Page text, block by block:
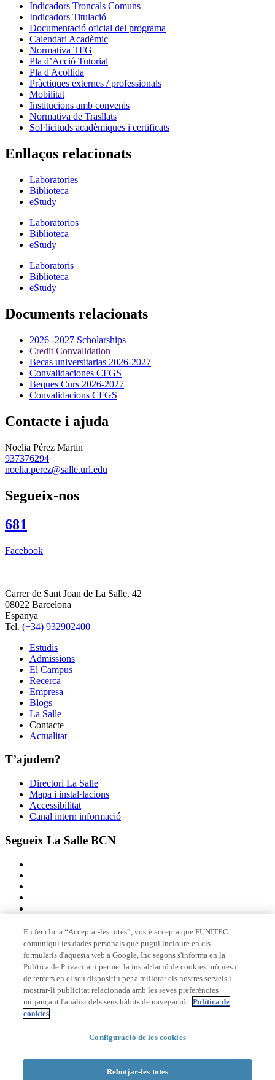
Indicadors Troncals Comuns
Indicadors Titulació
Documentació oficial del programa
Calendari Acadèmic
Normativa TFG
Pla d’Acció Tutorial
Pla d'Acollida
Pràctiques externes / professionals
Mobilitat
Institucions amb convenis
Normativa de Trasllats
Sol·licituds acadèmiques i certificats
Enllaços relacionats
Laboratories
Biblioteca
eStudy
Laboratorios
Biblioteca
eStudy
Laboratoris
Biblioteca
eStudy
Documents relacionats
2026 -2027 Scholarships
Credit Convalidation
Becas universitarias 2026-2027
Convalidaciones CFGS
Beques Curs 2026-2027
Convalidacions CFGS
Contacte i ajuda
Noelia Pérez Martin
937376294
noelia.perez@salle.url.edu
Segueix-nos
681
Facebook
Carrer de Sant Joan de La Salle, 42
08022 Barcelona
Espanya
Tel. (+34) 932902400
Estudis
Admissions
El Campus
Recerca
Empresa
Blogs
La Salle
Contacte
Actualitat
T’ajudem?
Directori La Salle
Mapa i instal·lacions
Accessibilitat
Canal intern informació
Segueix La Salle BCN
Membre de
Acreditacions
© 2026 La Salle Campus Barcelona - URL |Avís legal
Formulari de cerca
En fer clic a “Acceptar-les totes”, vostè accepta que FUNITEC
comuniqui les dades personals que pugui incloure en els
formularis d'aquesta web a Google, Inc segons s'informa en la
Política de Privacitat i permet la instal·lació de cookies pròpies i
de tercers en el seu dispositiu per a millorar els nostres serveis i
mostrar-li publicitat relacionada amb les seves preferències
mitjançant l'anàlisi dels seus hàbits de navegació. Política de
cookies
Configuració de les cookies
Rebutjar-les totes